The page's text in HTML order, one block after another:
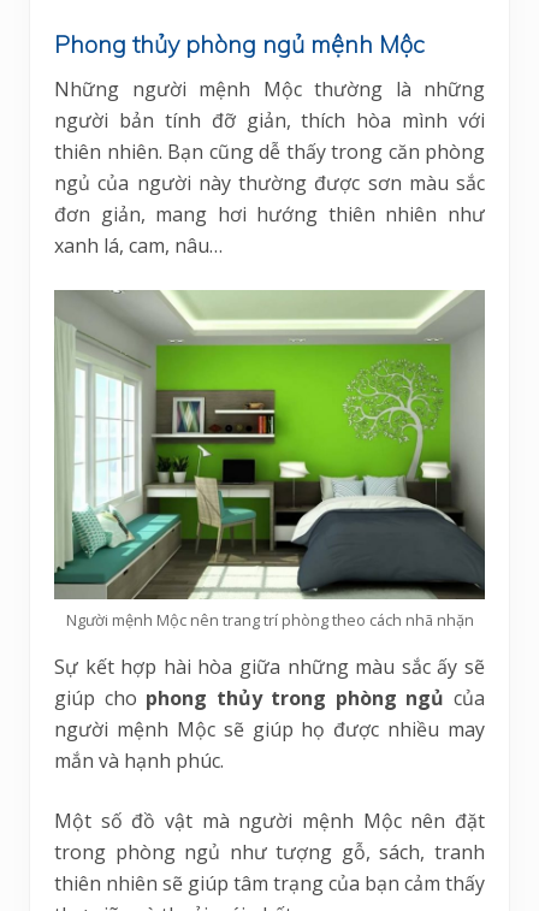
Phong thủy phòng ngủ mệnh Mộc
Những người mệnh Mộc thường là những
người bản tính đỡ giản, thích hòa mình với
thiên nhiên. Bạn cũng dễ thấy trong căn phòng
ngủ của người này thường được sơn màu sắc
đơn giản, mang hơi hướng thiên nhiên như
xanh lá, cam, nâu…
Người mệnh Mộc nên trang trí phòng theo cách nhã nhặn
Sự kết hợp hài hòa giữa những màu sắc ấy sẽ
giúp cho phong thủy trong phòng ngủ của
người mệnh Mộc sẽ giúp họ được nhiều may
mắn và hạnh phúc.
Một số đồ vật mà người mệnh Mộc nên đặt
trong phòng ngủ như tượng gỗ, sách, tranh
thiên nhiên sẽ giúp tâm trạng của bạn cảm thấy